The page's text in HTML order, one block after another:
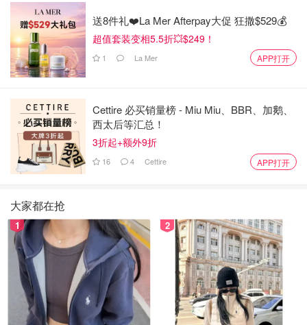
送8件礼❤️La Mer Afterpay大促 狂撒$529💰
超值套装变相5.5折💥$249！
1 La Mer APP打开
Cettire 必买销量榜 - Miu Miu、BBR、加鹅、
西太后等汇总！
3折起+额外9折
16 4 Cettire APP打开
大家都在抢
1 2